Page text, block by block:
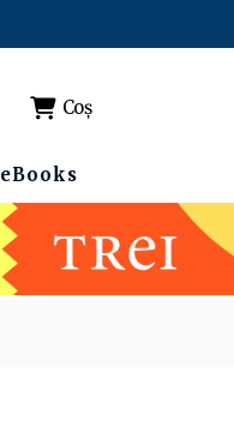
Coș
eBooks